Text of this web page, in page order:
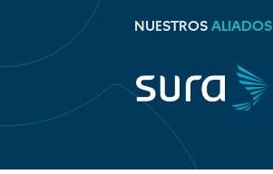
NUESTROS ALIADOS